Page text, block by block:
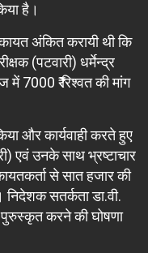
है।
अंकित करायी थी कि
(पटवारी) धर्मेन्द्र
में 7000 ₹ रिश्वत की मांग
और कार्यवाही करते हुए
एवं उनके साथ भ्रष्टाचार
से सात हजार की
निदेशक सतर्कता डा.वी.
करने की घोषणा